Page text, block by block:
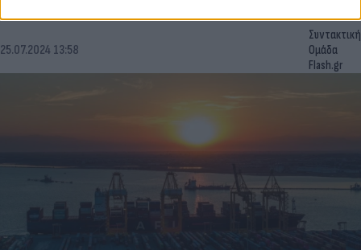
25.07.2024 13:58
Συντακτική
Ομάδα
Flash.gr